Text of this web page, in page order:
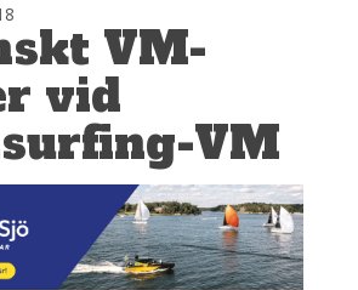
VM-
vid
VM